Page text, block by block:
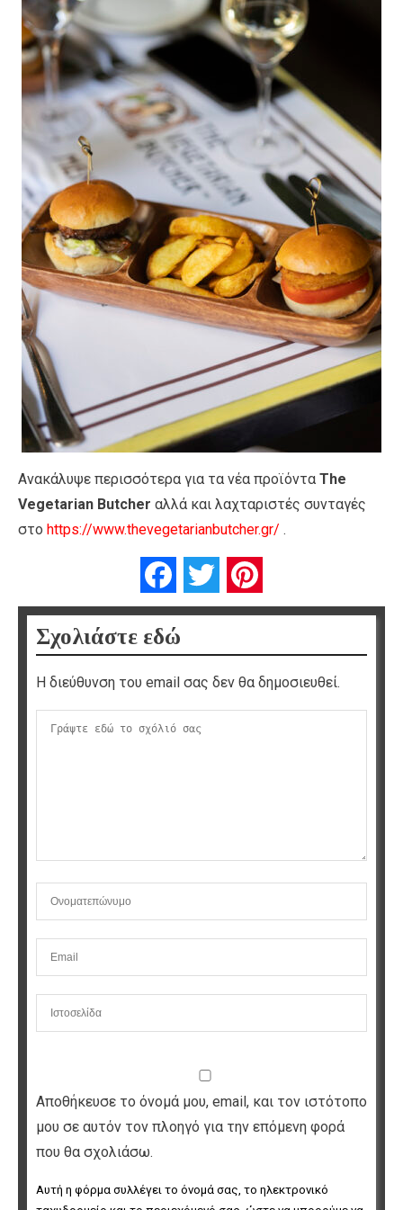
Ανακάλυψε περισσότερα για τα νέα προϊόντα The
Vegetarian Butcher αλλά και λαχταριστές συνταγές
στο https://www.thevegetarianbutcher.gr/ .
FacebookTwitter
Σχολιάστε εδώ
Η διεύθυνση του email σας δεν θα δημοσιευθεί.
Αποθήκευσε το όνομά μου, email, και τον ιστότοπο
μου σε αυτόν τον πλοηγό για την επόμενη φορά
που θα σχολιάσω.
Αυτή η φόρμα συλλέγει το όνομά σας, το ηλεκτρονικό